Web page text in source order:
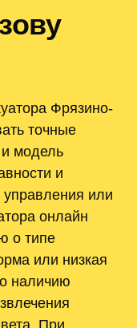
Фрязино-
точные
модель
и
управления или
онлайн
о типе
или низкая
наличию
При